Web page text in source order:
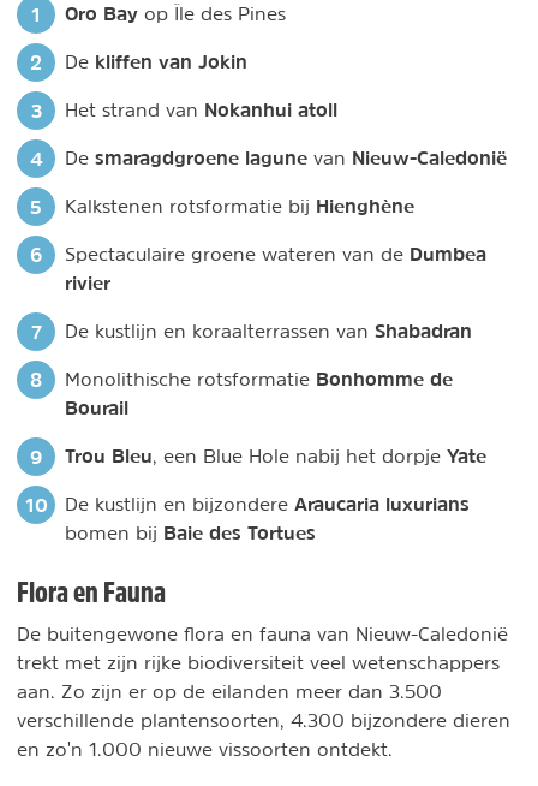
Oro Bay op Île des Pines
De kliffen van Jokin
Het strand van Nokanhui atoll
De smaragdgroene lagune van Nieuw-Caledonië
Kalkstenen rotsformatie bij Hienghène
Spectaculaire groene wateren van de Dumbea
rivier
De kustlijn en koraalterrassen van Shabadran
Monolithische rotsformatie Bonhomme de
Bourail
Trou Bleu , een Blue Hole nabij het dorpje Yate
De kustlijn en bijzondere Araucaria luxurians
bomen bij Baie des Tortues
Flora en Fauna
De buitengewone flora en fauna van Nieuw-Caledonië
trekt met zijn rijke biodiversiteit veel wetenschappers
aan. Zo zijn er op de eilanden meer dan 3.500
verschillende plantensoorten, 4.300 bijzondere dieren
en zo'n 1.000 nieuwe vissoorten ontdekt.